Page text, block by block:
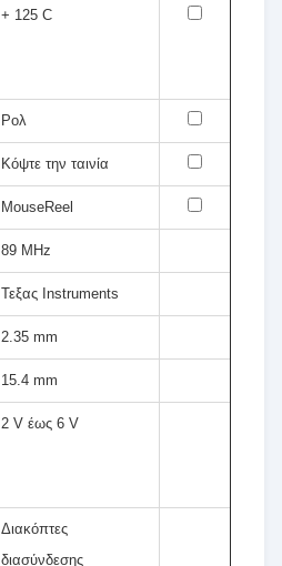
+ 125 C
Ρολ
Κόψτε την ταινία
MouseReel
89 MHz
Τεξας Instruments
2.35 mm
15.4 mm
2 V έως 6 V
Διακόπτες
διασύνδεσης